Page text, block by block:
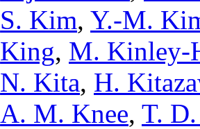
S. Kim, Y.-M.
King, M. Kinley-
N. Kita, H.
A. M. Knee, T.